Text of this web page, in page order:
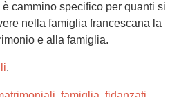
cammino specifico per quanti si
nella famiglia francescana la
e alla famiglia.
.